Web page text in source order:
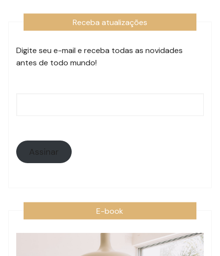
Receba atualizações
Digite seu e-mail e receba todas as novidades
antes de todo mundo!
Assinar
E-book